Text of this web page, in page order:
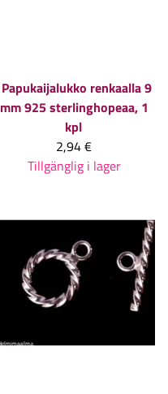
Papukaijalukko renkaalla 9
mm 925 sterlinghopeaa, 1
kpl
2,94 €
Tillgänglig i lager